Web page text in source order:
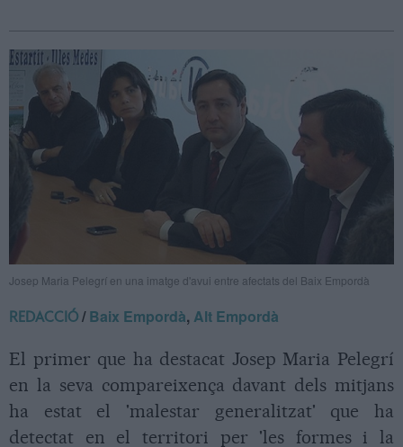
Josep Maria Pelegrí en una imatge d'avui entre afectats del Baix Empordà
REDACCIÓ /Baix Empordà, Alt Empordà
El primer que ha destacat Josep Maria Pelegrí
en la seva compareixença davant dels mitjans
ha estat el 'malestar generalitzat' que ha
detectat en el territori per 'les formes i la